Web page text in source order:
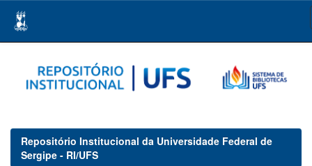
navigation
Repositório Institucional da Universidade Federal de
Sergipe - RI/UFS